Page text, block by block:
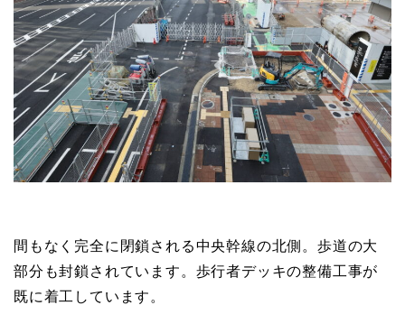
間もなく完全に閉鎖される中央幹線の北側。歩道の大
部分も封鎖されています。歩行者デッキの整備工事が
既に着工しています。